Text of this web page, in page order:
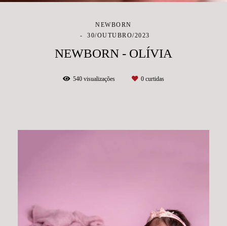
NEWBORN
30/OUTUBRO/2023
NEWBORN - OLÍVIA
540 visualizações 0 curtidas